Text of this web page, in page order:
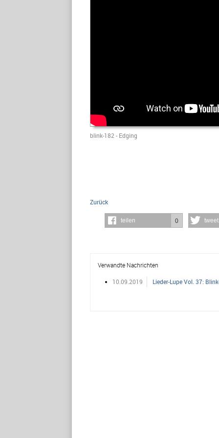
blink-182 - Edging
Zurück
teilen 0 tweet
Verwandte Nachrichten
10.09.2019 Lieder-Lupe Vol. 37: